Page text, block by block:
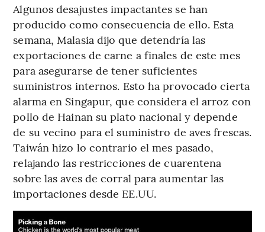
Algunos desajustes impactantes se han
producido como consecuencia de ello. Esta
semana, Malasia dijo que detendría las
exportaciones de carne a finales de este mes
para asegurarse de tener suficientes
suministros internos. Esto ha provocado cierta
alarma en Singapur, que considera el arroz con
pollo de Hainan su plato nacional y depende
de su vecino para el suministro de aves frescas.
Taiwán hizo lo contrario el mes pasado,
relajando las restricciones de cuarentena
sobre las aves de corral para aumentar las
importaciones desde EE.UU.